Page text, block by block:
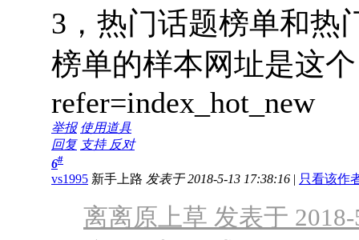
3，热门话题榜单和热
榜单的样本网址是这个
refer=index_hot_new
举报 使用道具
回复 支持 反对
6#
vs1995 新手上路 发表于 2018-5-13 17:38:16 | 只看该作
离离原上草 发表于 2018-